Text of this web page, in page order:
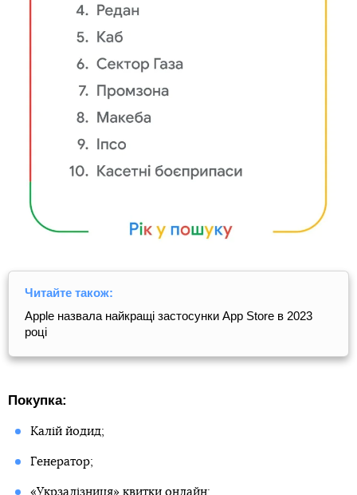
Читайте також:
Apple назвала найкращі застосунки App Store в 2023
році
Покупка:
Калій йодид;
Генератор;
«Укрзалізниця» квитки онлайн;